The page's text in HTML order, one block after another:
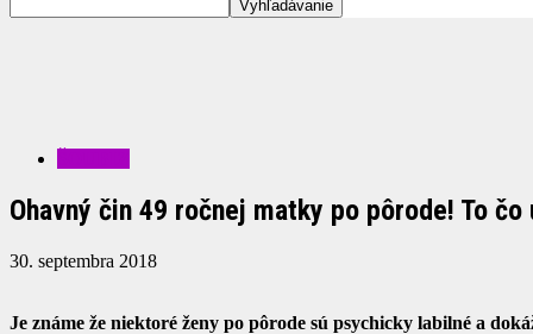
Ohavný čin 49 ročnej matky po pôrode! To čo
30. septembra 2018
Je známe že niektoré ženy po pôrode sú psychicky labilné a